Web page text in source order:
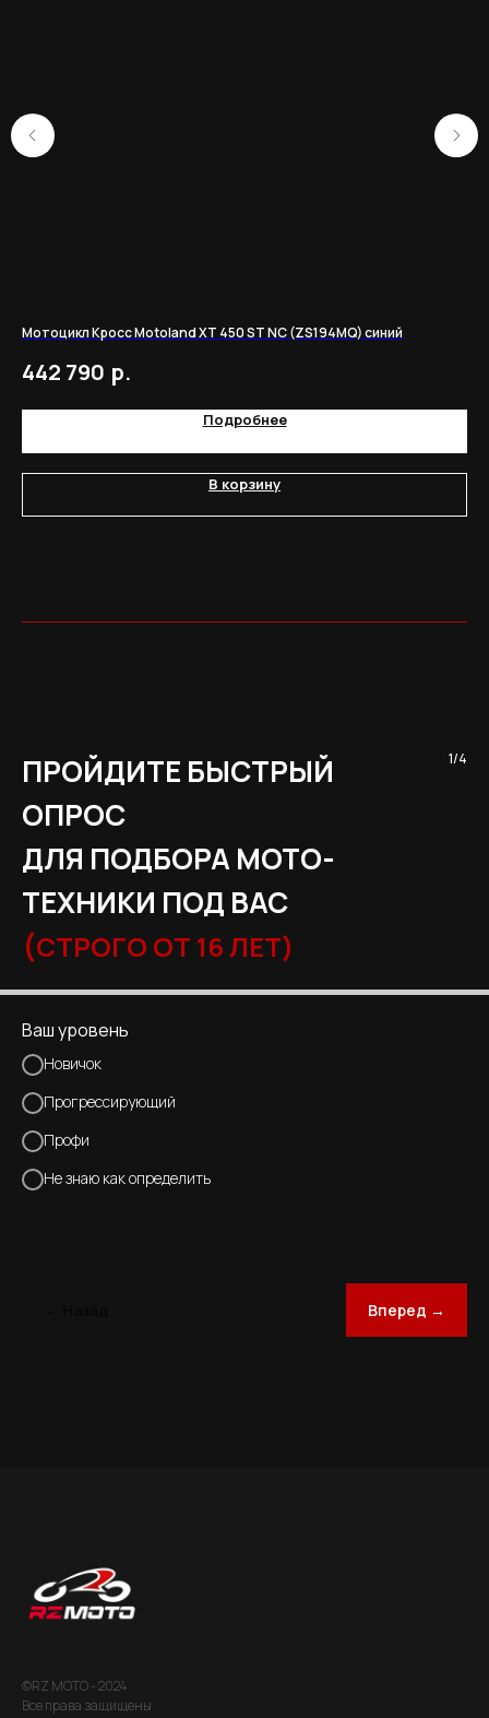
Мотоцикл Кросс Motoland XT 450 ST NC (ZS194MQ) синий
442 790 р.
Подробнее
В корзину
ПРОЙДИТЕ БЫСТРЫЙ
ОПРОС
ДЛЯ ПОДБОРА МОТО-
ТЕХНИКИ ПОД ВАС
(СТРОГО ОТ 16 ЛЕТ)
1/4
Ваш уровень
Новичок
Прогрессирующий
Профи
Не знаю как определить
Вперед →
©RZ MOTO - 2024
Все права защищены